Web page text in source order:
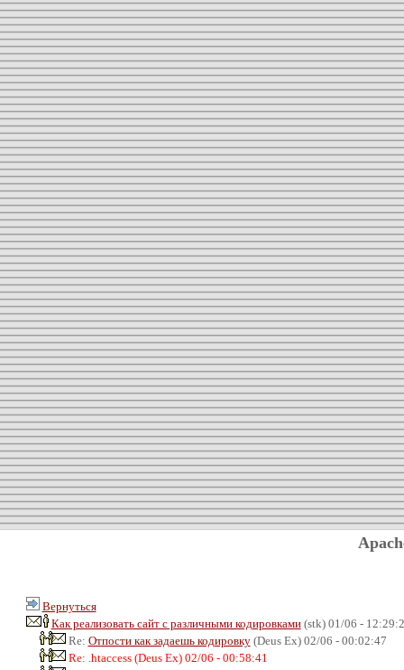
Вернуться
Как реализовать сайт с различными кодировками(stk) 01/06 -
Re: Отпости как задаешь кодировку(Deus Ex) 02/06 - 00:02:47
Re: .htaccess (Deus Ex) 02/06 - 00:58:41